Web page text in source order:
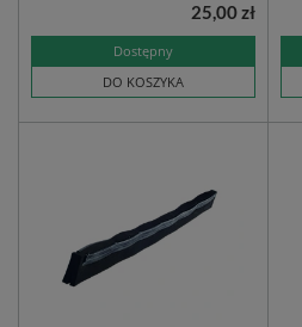
Dostępny
DO KOSZYKA
25,00 zł